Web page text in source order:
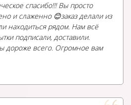
спасибо!!! Вы просто
и слаженно 😊заказ делали из
находиться рядом. Нам всё
подписали, доставили.
дороже всего. Огромное вам